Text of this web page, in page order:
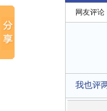
网友评论
我也评